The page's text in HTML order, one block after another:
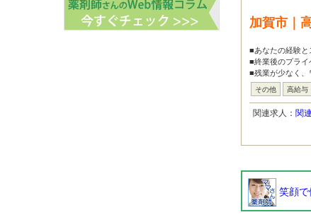
加賀市｜
■あなたの経験と
■終業後のプライ
■残業が少なく、
その他 高給与
関連求人： 関
笑顔